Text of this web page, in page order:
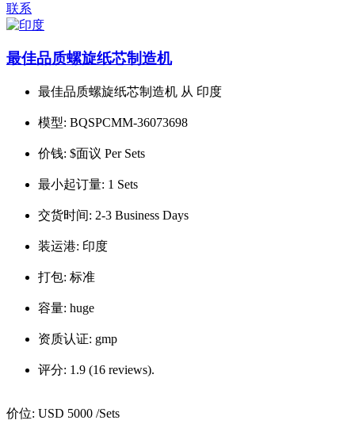
联系
最佳品质螺旋纸芯制造机
最佳品质螺旋纸芯制造机 从 印度
模型: BQSPCMM-36073698
价钱: $面议 Per Sets
最小起订量: 1 Sets
交货时间: 2-3 Business Days
装运港: 印度
打包: 标准
容量: huge
资质认证: gmp
评分: 1.9 (16 reviews).
价位: USD 5000 /Sets